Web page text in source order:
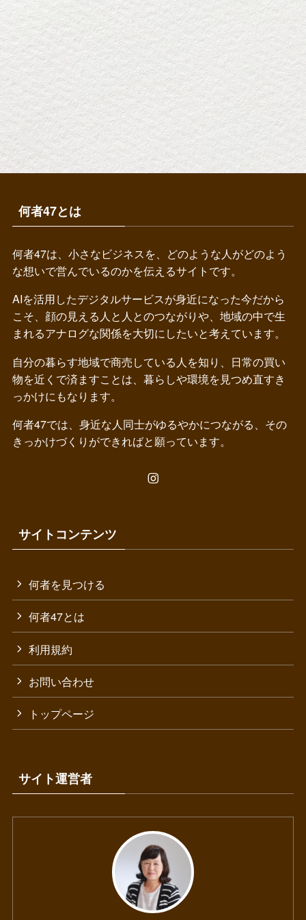
何者47とは
何者47は、小さなビジネスを、どのような人がどのよう
な想いで営んでいるのかを伝えるサイトです。
AIを活用したデジタルサービスが身近になった今だから
こそ、顔の見える人と人とのつながりや、地域の中で生
まれるアナログな関係を大切にしたいと考えています。
自分の暮らす地域で商売している人を知り、日常の買い
物を近くで済ますことは、暮らしや環境を見つめ直すき
っかけにもなります。
何者47では、身近な人同士がゆるやかにつながる、その
きっかけづくりができればと願っています。
サイトコンテンツ
何者を見つける
何者47とは
利用規約
お問い合わせ
トップページ
サイト運営者